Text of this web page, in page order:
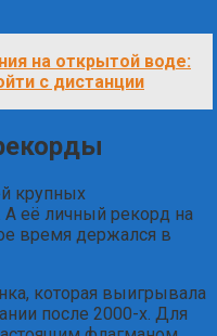
на открытой воде:
с дистанции
крупных
её личный рекорд на
время держался в
которая выигрывала
после 2000-х. Для